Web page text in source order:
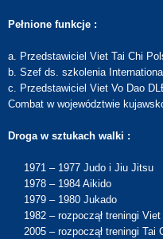
Pełnione funkcje :
a. Przedstawiciel Viet Tai Chi
b. Szef ds. szkolenia
c. Przedstawiciel Viet Vo Dao
Combat w województwie
Droga w sztukach walki :
1971 – 1977 Judo i Jiu Jitsu
1978 – 1984 Aikido
1979 – 1980 Jukado
1982 – rozpoczął treningi
2005 – rozpoczął treningi Tai